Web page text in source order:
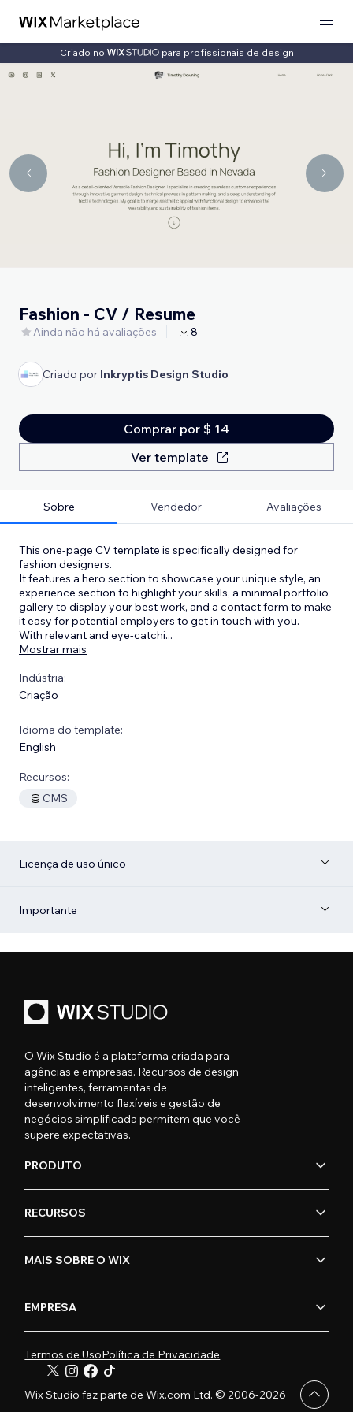
Criado no para profissionais de design
Fashion - CV / Resume
Ainda não há avaliações 8
Criado por Inkryptis Design Studio
Comprar por $ 14
Ver template
Sobre Vendedor Avaliações
This one-page CV template is specifically designed for
fashion designers.
It features a hero section to showcase your unique style, an
experience section to highlight your skills, a minimal portfolio
gallery to display your best work, and a contact form to make
it easy for potential employers to get in touch with you.
With relevant and eye-catchi...
Mostrar mais
Indústria:
Criação
Idioma do template:
English
Recursos:
CMS
Licença de uso único
Importante
O Wix Studio é a plataforma criada para
agências e empresas. Recursos de design
inteligentes, ferramentas de
desenvolvimento flexíveis e gestão de
negócios simplificada permitem que você
supere expectativas.
PRODUTO
RECURSOS
MAIS SOBRE O WIX
EMPRESA
Termos de UsoPolítica de Privacidade
Wix Studio faz parte de Wix.com Ltd. © 2006-2026